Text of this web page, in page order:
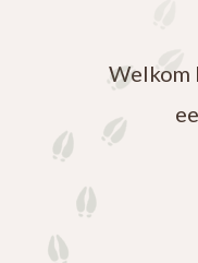
Welkom